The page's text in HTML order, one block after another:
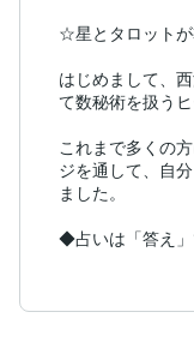
☆星とタロット
はじめまして、
て数秘術を扱う
これまで多くの
ジを通して、自
ました。
◆占いは「答え
多くの方が、占
メージを持って